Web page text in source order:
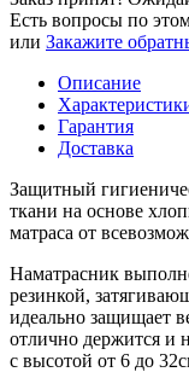
Есть вопросы по
или Закажите
Описание
Гарантия
Доставка
Защитный
ткани на основе
матраса от
Наматрасник
резинкой,
идеально защищает
отлично держится и
с высотой от 6 до